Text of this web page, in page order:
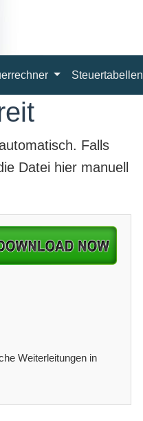
Steuertabellen
Falls
Datei hier manuell
Weiterleitungen in